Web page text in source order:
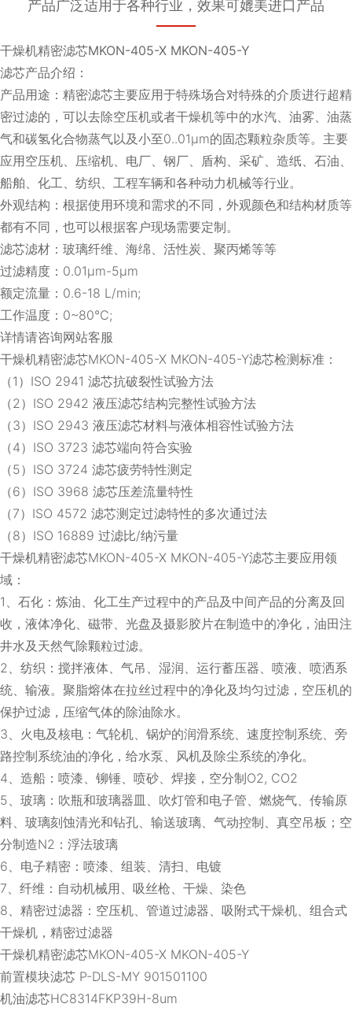
产品广泛适用于各种行业，效果可媲美进口产品
干燥机精密滤芯MKON-405-X MKON-405-Y
滤芯产品介绍：
产品用途：精密滤芯主要应用于特殊场合对特殊的介质进行超精
密过滤的，可以去除空压机或者干燥机等中的水汽、油雾、油蒸
气和碳氢化合物蒸气以及小至0..01μm的固态颗粒杂质等。主要
应用空压机、压缩机、电厂、钢厂、盾构、采矿、造纸、石油、
船舶、化工、纺织、工程车辆和各种动力机械等行业。
外观结构：根据使用环境和需求的不同，外观颜色和结构材质等
都有不同，也可以根据客户现场需要定制。
滤芯滤材：玻璃纤维、海绵、活性炭、聚丙烯等等
过滤精度：0.01μm-5μm
额定流量：0.6-18 L/min;
工作温度：0~80℃;
详情请咨询网站客服
干燥机精密滤芯MKON-405-X MKON-405-Y滤芯检测标准：
（1）ISO 2941 滤芯抗破裂性试验方法
（2）ISO 2942 液压滤芯结构完整性试验方法
（3）ISO 2943 液压滤芯材料与液体相容性试验方法
（4）ISO 3723 滤芯端向符合实验
（5）ISO 3724 滤芯疲劳特性测定
（6）ISO 3968 滤芯压差流量特性
（7）ISO 4572 滤芯测定过滤特性的多次通过法
（8）ISO 16889 过滤比/纳污量
干燥机精密滤芯MKON-405-X MKON-405-Y滤芯主要应用领
域：
1、石化：炼油、化工生产过程中的产品及中间产品的分离及回
收，液体净化、磁带、光盘及摄影胶片在制造中的净化，油田注
井水及天然气除颗粒过滤。
2、纺织：搅拌液体、气吊、湿润、运行蓄压器、喷液、喷洒系
统、输液。聚脂熔体在拉丝过程中的净化及均匀过滤，空压机的
保护过滤，压缩气体的除油除水。
3、火电及核电：气轮机、锅炉的润滑系统、速度控制系统、旁
路控制系统油的净化，给水泵、风机及除尘系统的净化。
4、造船：喷漆、铆锤、喷砂、焊接，空分制O2, CO2
5、玻璃：吹瓶和玻璃器皿、吹灯管和电子管、燃烧气、传输原
料、玻璃刻蚀清光和钻孔、输送玻璃、气动控制、真空吊板；空
分制造N2：浮法玻璃
6、电子精密：喷漆、组装、清扫、电镀
7、纤维：自动机械用、吸丝枪、干燥、染色
8、精密过滤器：空压机、管道过滤器、吸附式干燥机、组合式
干燥机，精密过滤器
干燥机精密滤芯MKON-405-X MKON-405-Y
前置模块滤芯 P-DLS-MY 901501100
机油滤芯HC8314FKP39H-8um